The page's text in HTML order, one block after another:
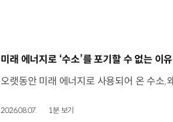
[동영상]
미래 에너지로 ‘수소’를 포기할 수 없는 이유
2026.08.07. 1분 보기